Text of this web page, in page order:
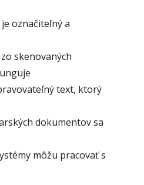
označiteľný a
skenovaných
text, ktorý
dokumentov sa
môžu pracovať s